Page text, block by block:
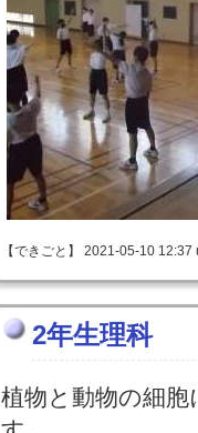
【できごと】 2021-05-10
2年生理科
植物と動物の細